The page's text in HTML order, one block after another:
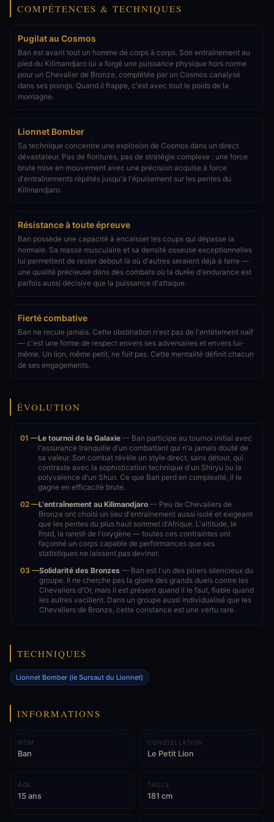
COMPÉTENCES & TECHNIQUES
Pugilat au Cosmos
Ban est avant tout un homme de corps à corps. Son entraînement au
pied du Kilimandjaro lui a forgé une puissance physique hors norme
pour un Chevalier de Bronze, complétée par un Cosmos canalysé
dans ses poings. Quand il frappe, c'est avec tout le poids de la
montagne.
Lionnet Bomber
Sa technique concentre une explosion de Cosmos dans un direct
dévastateur. Pas de fioritures, pas de stratégie complexe : une force
brute mise en mouvement avec une précision acquise à force
d'entraînements répétés jusqu'à l'épuisement sur les pentes du
Kilimandjaro.
Résistance à toute épreuve
Ban possède une capacité à encaisser les coups qui dépasse la
normale. Sa masse musculaire et sa densité osseuse exceptionnelles
lui permettent de rester debout là où d'autres seraient déjà à terre —
une qualité précieuse dans des combats où la durée d'endurance est
parfois aussi décisive que la puissance d'attaque.
Fierté combative
Ban ne recule jamais. Cette obstination n'est pas de l'entêtement naïf
— c'est une forme de respect envers ses adversaires et envers lui-
même. Un lion, même petit, ne fuit pas. Cette mentalité définit chacun
de ses engagements.
ÉVOLUTION
01 —Le tournoi de la Galaxie — Ban participe au tournoi initial avec
l'assurance tranquille d'un combattant qui n'a jamais douté de
sa valeur. Son combat révèle un style direct, sans détour, qui
contraste avec la sophistication technique d'un Shiryu ou la
polyvalence d'un Shun. Ce que Ban perd en complexité, il le
gagne en efficacité brute.
02 —L'entraînement au Kilimandjaro — Peu de Chevaliers de
Bronze ont choisi un lieu d'entraînement aussi isolé et exigeant
que les pentes du plus haut sommet d'Afrique. L'altitude, le
froid, la rareté de l'oxygène — toutes ces contraintes ont
façonné un corps capable de performances que ses
statistiques ne laissent pas deviner.
03 —Solidarité des Bronzes — Ban est l'un des piliers silencieux du
groupe. Il ne cherche pas la gloire des grands duels contre les
Chevaliers d'Or, mais il est présent quand il le faut, fiable quand
les autres vacillent. Dans un groupe aussi individualisé que les
Chevaliers de Bronze, cette constance est une vertu rare.
TECHNIQUES
Lionnet Bomber (le Sursaut du Lionnet)
INFORMATIONS
NOM
Ban
CONSTELLATION
Le Petit Lion
ÂGE
15 ans
TAILLE
181 cm